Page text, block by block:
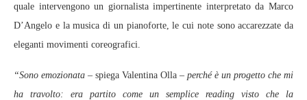
quale intervengono un giornalista impertinente interpretato da Marco
D’Angelo e la musica di un pianoforte, le cui note sono accarezzate da
eleganti movimenti coreografici.
“Sono emozionata – spiega Valentina Olla – perché è un progetto che mi
ha travolto: era partito come un semplice reading visto che la